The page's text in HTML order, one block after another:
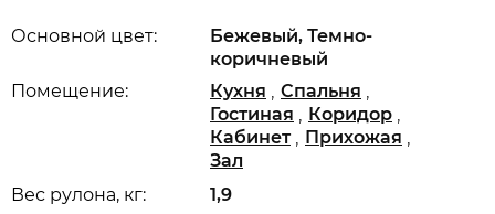
Вес рулона, кг: 1,9
Основной цвет:
Бежевый, Темно-
коричневый
Помещение: Кухня , Спальня ,
Гостиная , Коридор ,
Кабинет , Прихожая ,
Зал